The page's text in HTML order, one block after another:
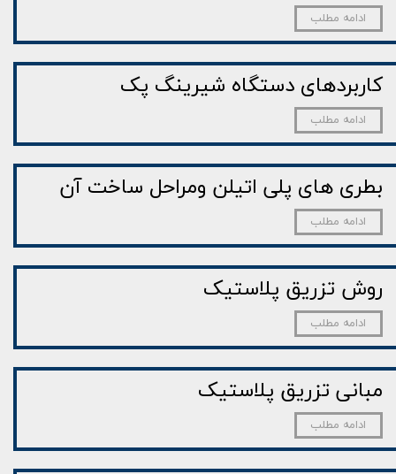
ادامه مطلب
کاربردهای دستگاه شیرینگ پک
ادامه مطلب
بطری های پلی اتیلن ومراحل ساخت آن
ادامه مطلب
روش تزریق پلاستیک
ادامه مطلب
مبانی تزریق پلاستیک
ادامه مطلب